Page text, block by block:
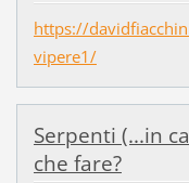
https://
vipere1/
Serpenti (...in
che fare?